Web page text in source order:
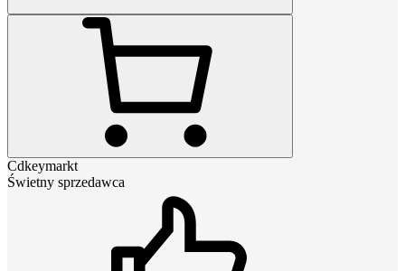
Cdkeymarkt
Świetny sprzedawca